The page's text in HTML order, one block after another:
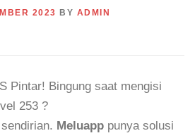
2023 BY ADMIN
Pintar! Bingung saat mengisi
253 ?
Meluapp punya solusi